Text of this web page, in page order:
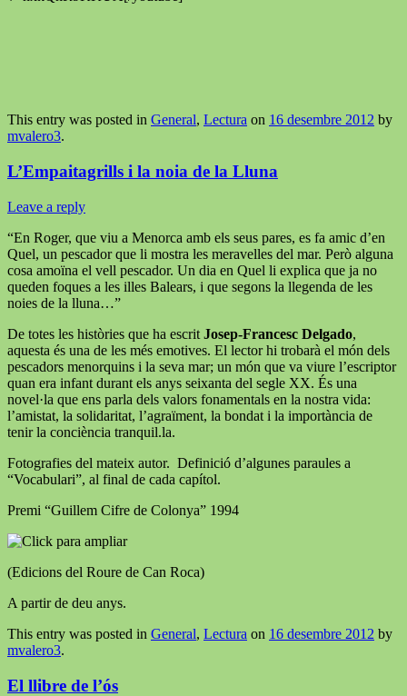
This entry was posted in General, Lectura on 16 desembre 2012 by
mvalero3.
L’Empaitagrills i la noia de la Lluna
Leave a reply
“En Roger, que viu a Menorca amb els seus pares, es fa amic d’en
Quel, un pescador que li mostra les meravelles del mar. Però alguna
cosa amoïna el vell pescador. Un dia en Quel li explica que ja no
queden foques a les illes Balears, i que segons la llegenda de les
noies de la lluna…”
De totes les històries que ha escrit Josep-Francesc Delgado,
aquesta és una de les més emotives. El lector hi trobarà el món dels
pescadors menorquins i la seva mar; un món que va viure l’escriptor
quan era infant durant els anys seixanta del segle XX. És una
novel·la que ens parla dels valors fonamentals en la nostra vida:
l’amistat, la solidaritat, l’agraïment, la bondat i la importància de
tenir la conciència tranquil.la.
Fotografies del mateix autor. Definició d’algunes paraules a
“Vocabulari”, al final de cada capítol.
Premi “Guillem Cifre de Colonya” 1994
(Edicions del Roure de Can Roca)
A partir de deu anys.
This entry was posted in General, Lectura on 16 desembre 2012 by
mvalero3.
El llibre de l’ós